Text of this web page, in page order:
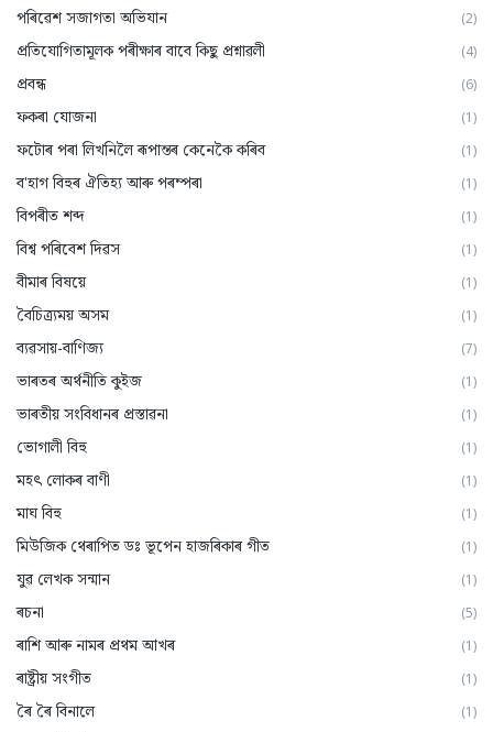
পৰিৱেশ সজাগতা অভিযান (2)
প্ৰতিযোগিতামূলক পৰীক্ষাৰ বাবে কিছু প্ৰশ্নাৱলী (4)
প্ৰবন্ধ (6)
ফকৰা যোজনা (1)
ফটোৰ পৰা লিখনিলৈ ৰূপান্তৰ কেনেকৈ কৰিব (1)
ব'হাগ বিহুৰ ঐতিহ্য আৰু পৰম্পৰা (1)
বিপৰীত শব্দ (1)
বিশ্ব পৰিবেশ দিৱস (1)
বীমাৰ বিষয়ে (1)
বৈচিত্ৰ্যময় অসম (1)
ব্যৱসায়-বাণিজ্য (7)
ভাৰতৰ অৰ্থনীতি কুইজ (1)
ভাৰতীয় সংবিধানৰ প্ৰস্তাৱনা (1)
ভোগালী বিহু (1)
মহৎ লোকৰ বাণী (1)
মাঘ বিহু (1)
মিউজিক থেৰাপিত ডঃ ভূপেন হাজৰিকাৰ গীত (1)
যুৱ লেখক সন্মান (1)
ৰচনা (5)
ৰাশি আৰু নামৰ প্ৰথম আখৰ (1)
ৰাষ্ট্ৰীয় সংগীত (1)
ৰৈ ৰৈ বিনালে (1)